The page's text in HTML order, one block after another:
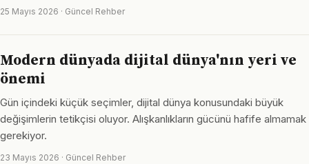
25 Mayıs 2026 · Güncel Rehber
Modern dünyada dijital dünya'nın yeri ve
önemi
Gün içindeki küçük seçimler, dijital dünya konusundaki büyük
değişimlerin tetikçisi oluyor. Alışkanlıkların gücünü hafife almamak
gerekiyor.
23 Mayıs 2026 · Güncel Rehber